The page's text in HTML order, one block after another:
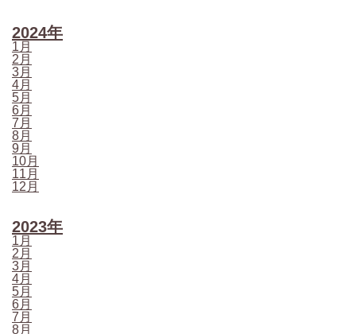
2024年
1月
2月
3月
4月
5月
6月
7月
8月
9月
10月
11月
12月
2023年
1月
2月
3月
4月
5月
6月
7月
8月